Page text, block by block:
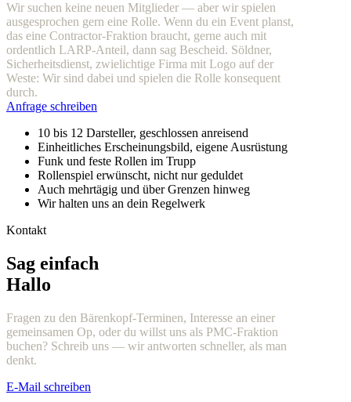
Wir suchen keine neuen Mitglieder — aber wir spielen
ausgesprochen gern eine Rolle. Wenn du ein Event planst,
das eine Contractor-Fraktion braucht, gerne auch mit
ordentlich LARP-Anteil, dann sag Bescheid. Söldner,
Sicherheitsdienst, zwielichtige Firma mit Logo auf der
Weste: Wir sind dabei und spielen die Rolle konsequent
durch.
Anfrage schreiben
10 bis 12 Darsteller, geschlossen anreisend
Einheitliches Erscheinungsbild, eigene Ausrüstung
Funk und feste Rollen im Trupp
Rollenspiel erwünscht, nicht nur geduldet
Auch mehrtägig und über Grenzen hinweg
Wir halten uns an dein Regelwerk
Kontakt
Sag einfach
Hallo
Fragen zu den Bärenkopf-Terminen, Interesse an einer
gemeinsamen Op, oder du willst uns als PMC-Fraktion
buchen? Schreib uns — wir antworten schneller, als man
denkt.
E-Mail schreiben